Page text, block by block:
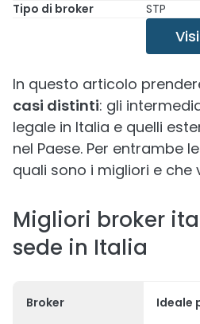
Tipo di broker
STP
In questo articolo
casi distinti: gli
legale in Italia e quelli
nel Paese. Per entrambe
quali sono i migliori e
Migliori broker
sede in Italia
Broker Ideale